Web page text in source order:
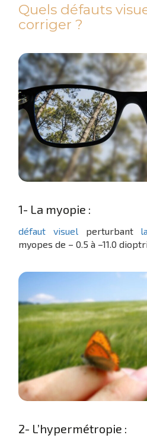
Quels défauts
corriger ?
1- La myopie :
défaut visuel perturbantla
myopes de – 0.5 à –11.0
2- L’hypermétropie :